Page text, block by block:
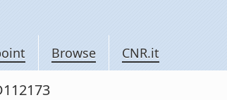
Browse CNR.it